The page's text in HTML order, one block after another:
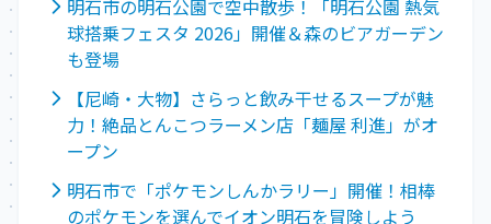
明石市の明石公園で空中散歩！「明石公園 熱気
球搭乗フェスタ 2026」開催＆森のビアガーデン
も登場
【尼崎・大物】さらっと飲み干せるスープが魅
力！絶品とんこつラーメン店「麺屋 利進」がオ
ープン
明石市で「ポケモンしんかラリー」開催！相棒
のポケモンを選んでイオン明石を冒険しよう